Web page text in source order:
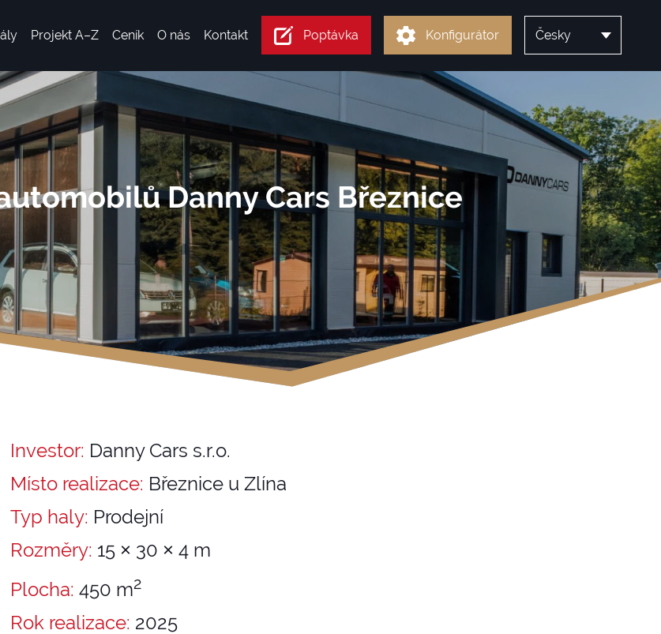
Danny Cars Březnice
Investor: Danny Cars s.r.o.
Místo realizace: Březnice u Zlína
Typ haly: Prodejní
Rozměry: 15 × 30 × 4 m
Plocha: 450 m2
Rok realizace: 2025
Projekt A–Z Ceník O nás Kontakt Poptávka Konfigurátor Česky